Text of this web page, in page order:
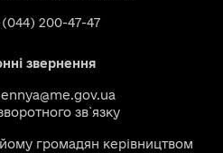
200-47-47
звернення
зв`язку
громадян керівництвом